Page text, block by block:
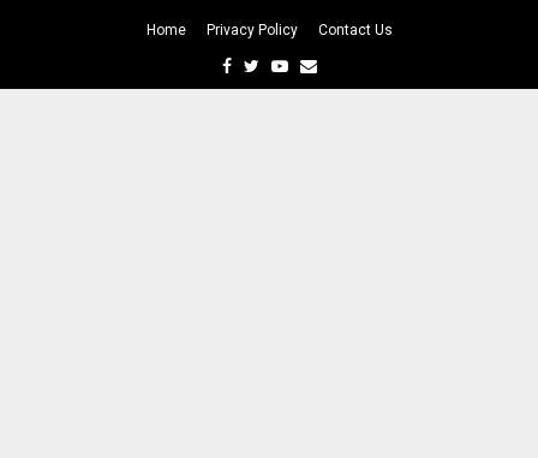
Home Privacy Policy Contact Us
Facebook
TwitterYoutube
Email